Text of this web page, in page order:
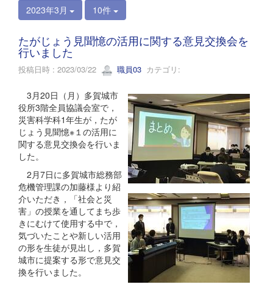
2023年3月 10件
たがじょう見聞憶の活用に関する意見交換会を
行いました
投稿日時 : 2023/03/22 職員03 カテゴリ:
3月20日（月）多賀城市
役所3階全員協議会室で，
災害科学科1年生が，たが
じょう見聞憶※１の活用に
関する意見交換会を行いま
した。
2月7日に多賀城市総務部
危機管理課の加藤様より紹
介いただき，「社会と災
害」の授業を通してまち歩
きにむけて使用する中で，
気づいたことや新しい活用
の形を生徒が見出し，多賀
城市に提案する形で意見交
換を行いました。